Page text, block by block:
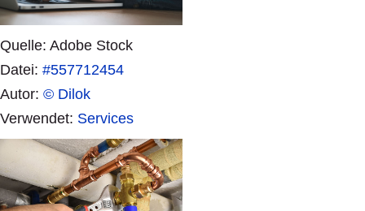
Quelle: Adobe Stock
Datei: #557712454
Autor: © Dilok
Verwendet: Services